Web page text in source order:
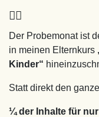
🧗‍♀️
Der Probemonat ist
in meinen Elternkurs
Kinder“
Statt direkt den
¼ der Inhalte für